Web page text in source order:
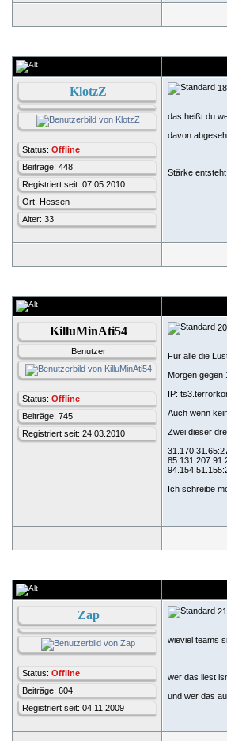
KlotzZ
Status: Offline
Beiträge: 448
Registriert seit: 07.05.2010
Ort: Hessen
Alter: 33
das heißt du
davon
Stärke
KilluMinAti54
Benutzer
Status: Offline
Beiträge: 745
Registriert seit: 24.03.2010
Für alle die
Morgen gegen
IP:
Auch wenn
Zwei dieser
Ich schreibe
Zap
Status: Offline
Beiträge: 604
Registriert seit: 04.11.2009
wieviel teams
wer das liest
und wer das